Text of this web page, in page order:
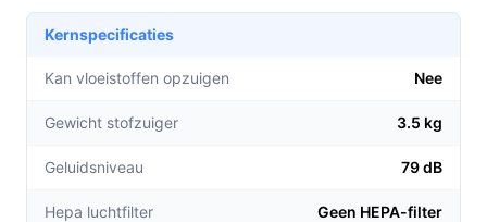
Met een gebruikstijd van 45 minuten op de laagste
stand kun je moeiteloos grote oppervlakken
stofzuigen zonder frequent opladen.
om snel kleine rommel te verwijderen, ideaal voor
het gedoe van stofzuigerzakken, terwijl de 0,30
Kernspecificaties
Kan vloeistoffen opzuigen Nee
Gewicht stofzuiger 3.5 kg
Geluidsniveau 79 dB
Hepa luchtfilter Geen HEPA-filter